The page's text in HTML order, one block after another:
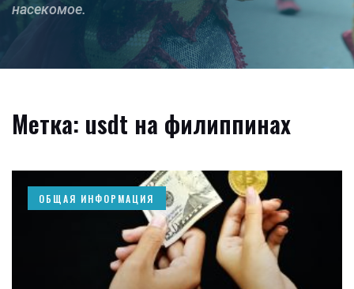
насекомое.
Метка: usdt на филиппинах
ОБЩАЯ ИНФОРМАЦИЯ